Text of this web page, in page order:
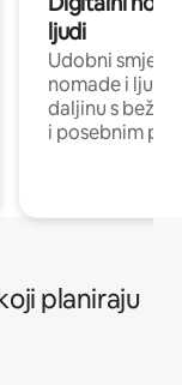
ljudi
Udobni
nomade i ljude
daljinu s
i posebnim
planiraju